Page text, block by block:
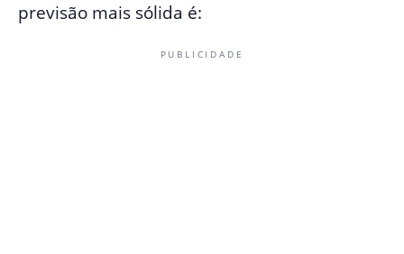
previsão mais sólida é:
PUBLICIDADE